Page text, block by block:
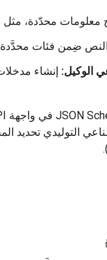
معلومات محدّدة، مثل
ضِمن فئات محدَّدة
الوكيل: إنشاء